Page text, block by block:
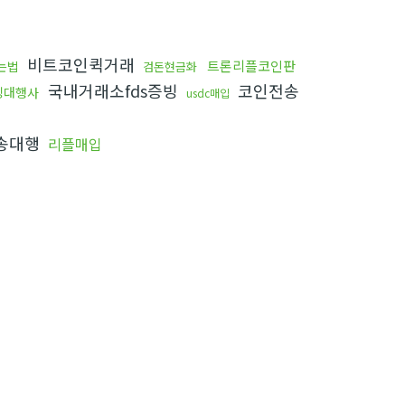
법 비트코인퀵거래 검돈현금화 트론리플코인판
대행사 국내거래소fds증빙 usdc매입 코인전송
대행 리플매입